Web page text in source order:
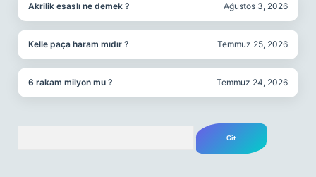
Akrilik esaslı ne demek ? Ağustos 3, 2026
Kelle paça haram mıdır ? Temmuz 25, 2026
6 rakam milyon mu ? Temmuz 24, 2026